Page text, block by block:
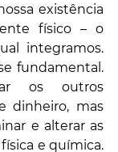
existência
físico – o
integramos.
fundamental.
os outros
dinheiro, mas
e alterar as
e química.